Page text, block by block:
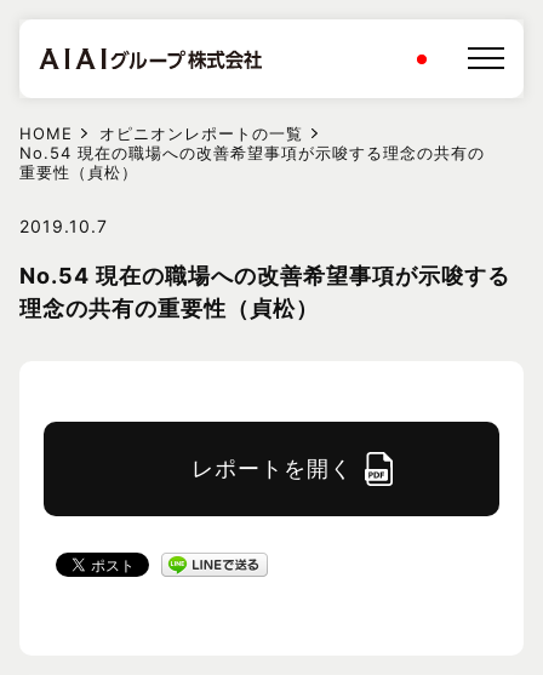
HOME
オピニオンレポートの一覧
No.54 現在の職場への改善希望事項が示唆する理念の共有の
重要性（貞松）
2019.10.7
No.54 現在の職場への改善希望事項が示唆する
理念の共有の重要性（貞松）
レポートを開く